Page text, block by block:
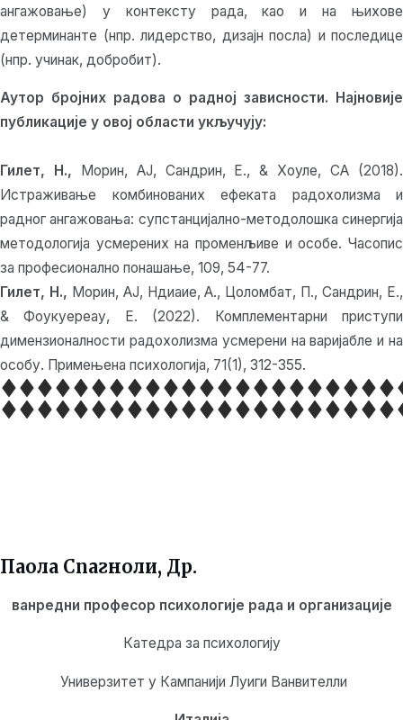
ангажовање) у контексту рада, као и на њихове
детерминанте (нпр. лидерство, дизајн посла) и последице
(нпр. учинак, добробит).
Аутор бројних радова о радној зависности. Најновије
публикације у овој области укључују:
Гилет, Н.,
Морин, АЈ, Сандрин, Е., & Хоуле, СА (2018).
Истраживање комбинованих ефеката радохолизма и
радног ангажовања: супстанцијално-методолошка синергија
методологија усмерених на променљиве и особе. Часопис
за професионално понашање, 109, 54-77.
Гилет, Н., Морин, АЈ, Ндиаие, А., Цоломбат, П., Сандрин, Е.,
& Фоукуереау, Е. (2022). Комплементарни приступи
димензионалности радохолизма усмерени на варијабле и на
особу. Примењена психологија, 71(1), 312-355.
Паола Спагноли, Др.
ванредни професор психологије рада и организације
Катедра за психологију
Универзитет у Кампанији Луиги Ванвителли